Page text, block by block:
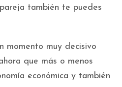
también te puedes
momento muy decisivo
que más o menos
económica y también